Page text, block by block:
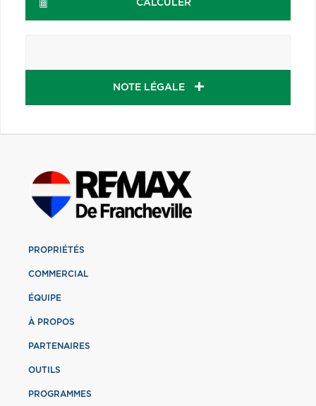
CALCULER
NOTE LÉGALE
PROPRIÉTÉS
COMMERCIAL
ÉQUIPE
À PROPOS
PARTENAIRES
OUTILS
PROGRAMMES